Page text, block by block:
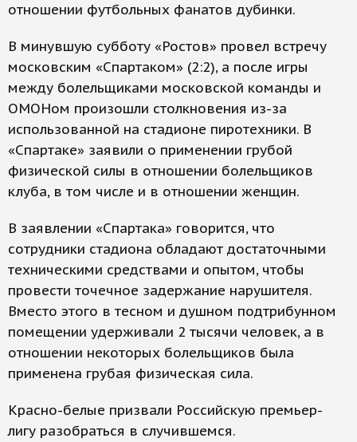
отношении футбольных фанатов дубинки.
В минувшую субботу «Ростов» провел встречу
московским «Спартаком» (2:2), а после игры
между болельщиками московской команды и
ОМОНом произошли столкновения из-за
использованной на стадионе пиротехники. В
«Спартаке» заявили о применении грубой
физической силы в отношении болельщиков
клуба, в том числе и в отношении женщин.
В заявлении «Спартака» говорится, что
сотрудники стадиона обладают достаточными
техническими средствами и опытом, чтобы
провести точечное задержание нарушителя.
Вместо этого в тесном и душном подтрибунном
помещении удерживали 2 тысячи человек, а в
отношении некоторых болельщиков была
применена грубая физическая сила.
Красно-белые призвали Российскую премьер-
лигу разобраться в случившемся.